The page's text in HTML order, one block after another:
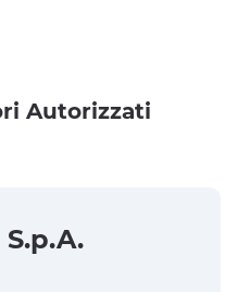
Autorizzati